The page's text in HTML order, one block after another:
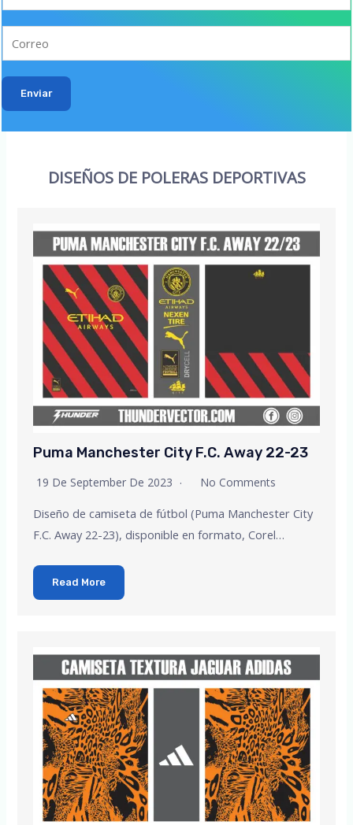
Enviar
DISEÑOS DE POLERAS DEPORTIVAS
Puma Manchester City F.C. Away 22-23
19 De September De 2023 No Comments
Diseño de camiseta de fútbol (Puma Manchester City
F.C. Away 22-23), disponible en formato, Corel…
Read More